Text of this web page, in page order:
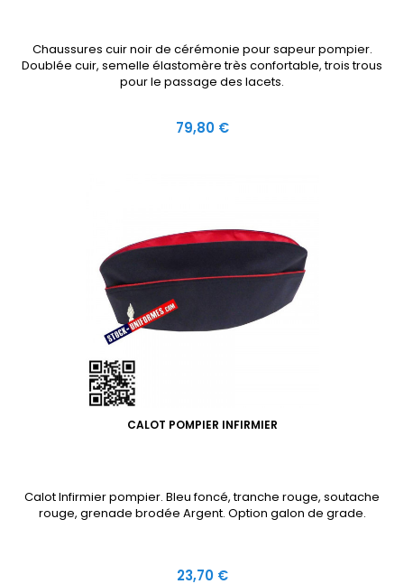
Chaussures cuir noir de cérémonie pour sapeur pompier.
Doublée cuir, semelle élastomère très confortable, trois trous
pour le passage des lacets.
Prix
79,80 €
CALOT POMPIER INFIRMIER
Calot Infirmier pompier. Bleu foncé, tranche rouge, soutache
rouge, grenade brodée Argent. Option galon de grade.
Prix
23,70 €